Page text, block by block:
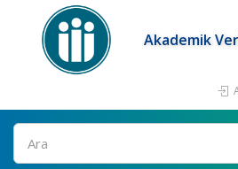
Akademik
Ara